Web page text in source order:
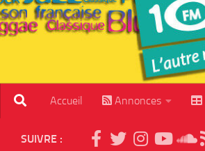
Accueil Annonces
SUIVRE :